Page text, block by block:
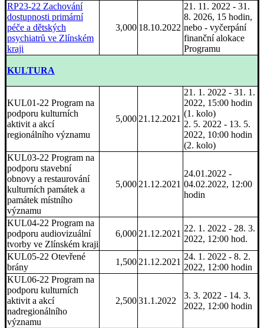
RP23-22 Zachování
dostupnosti primární
péče a dětských
psychiatrů ve Zlínském
kraji
3,000 18.10.2022
21. 11. 2022 - 31.
8. 2026, 15 hodin,
nebo - vyčerpání
finanční alokace
Programu
KULTURA
KUL01-22 Program na
podporu kulturních
aktivit a akcí
regionálního významu
5,000 21.12.2021
21. 1. 2022 - 31. 1.
2022, 15:00 hodin
(1. kolo)
2. 5. 2022 - 13. 5.
2022, 10:00 hodin
(2. kolo)
KUL03-22 Program na
podporu stavební
obnovy a restaurování
kulturních památek a
památek místního
významu
5,000 21.12.2021
24.01.2022 -
04.02.2022, 12:00
hodin
KUL04-22 Program na
podporu audiovizuální
tvorby ve Zlínském kraji
6,000 21.12.2021
22. 1. 2022 - 28. 3.
2022, 12:00 hod.
KUL05-22 Otevřené
brány
1,500 21.12.2021
24. 1. 2022 - 8. 2.
2022, 12:00 hodin
KUL06-22 Program na
podporu kulturních
aktivit a akcí
nadregionálního
významu
2,50031.1.2022
3. 3. 2022 - 14. 3.
2022, 12:00 hodin